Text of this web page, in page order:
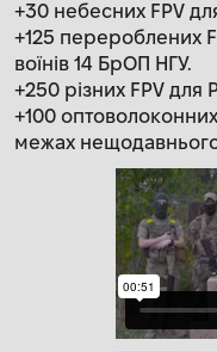
+30 небесних FPV
+125 перероблених
воїнів 14 БрОП НГУ.
+250 різних FPV для
+100
межах